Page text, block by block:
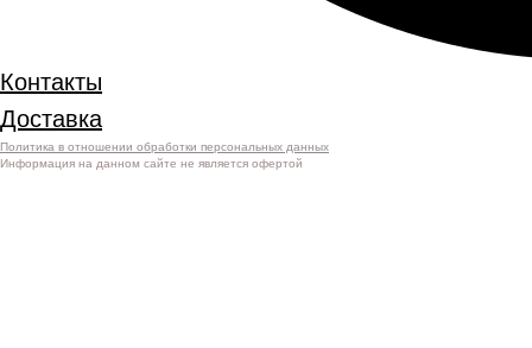
Контакты
Доставка
Политика в отношении обработки персональных данных
Информация на данном сайте не является офертой